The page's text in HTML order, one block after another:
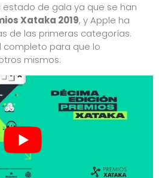
de gala ya que se han
Xataka 2019, y Apple ha
de las primeras categorías.
completo para que lo
mismos: